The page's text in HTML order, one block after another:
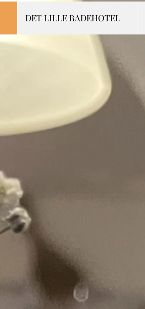
DET LILLE BADEHOTEL